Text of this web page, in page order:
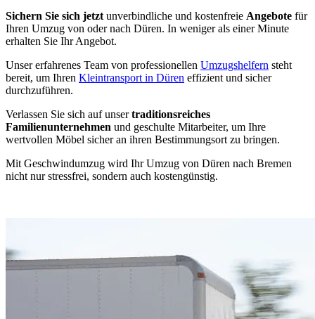
Sichern Sie sich jetzt unverbindliche und kostenfreie Angebote für
Ihren Umzug von oder nach Düren. In weniger als einer Minute
erhalten Sie Ihr Angebot.
Unser erfahrenes Team von professionellen Umzugshelfern steht
bereit, um Ihren Kleintransport in Düren effizient und sicher
durchzuführen.
Verlassen Sie sich auf unsertraditionsreiches
Familienunternehmen und geschulte Mitarbeiter, um Ihre
wertvollen Möbel sicher an ihren Bestimmungsort zu bringen.
Mit Geschwindumzug wird Ihr Umzug von Düren nach Bremen
nicht nur stressfrei, sondern auch kostengünstig.